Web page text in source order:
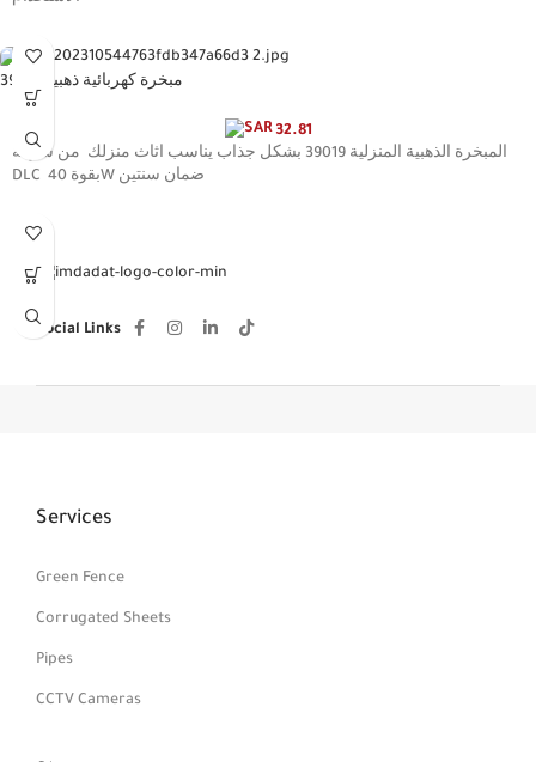
مبخرة كهربائية ذهبيه 39019
32.81
المبخرة الذهبية المنزلية 39019 بشكل جذاب يناسب اثاث منزلك من شركة
DLC بقوة 40W ضمان سنتين
Social Links
Services
Green Fence
Corrugated Sheets
Pipes
CCTV Cameras